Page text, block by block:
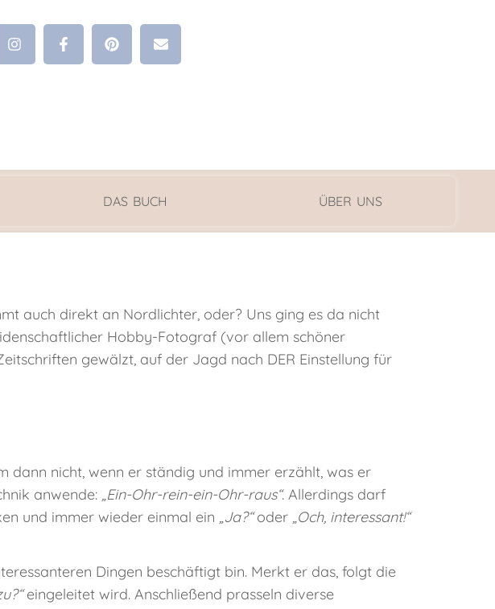
DAS BUCH ÜBER UNS
auch direkt an Nordlichter, oder? Uns ging es da nicht
Hobby-Fotograf (vor allem schöner
gewälzt, auf der Jagd nach DER Einstellung für
dann nicht, wenn er ständig und immer erzählt, was er
anwende: „Ein-Ohr-rein-ein-Ohr-raus“. Allerdings darf
und immer wieder einmal ein „Ja?“oder „Och, interessant!“
Dingen beschäftigt bin. Merkt er das, folgt die
eingeleitet wird. Anschließend prasseln diverse